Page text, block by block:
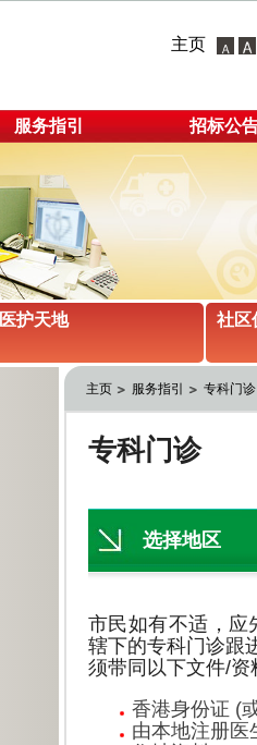
主页
服务指引 招标公
医护天地 社区
主页 服务指引 专科门诊